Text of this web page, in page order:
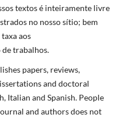
textos é inteiramente livre
no nosso sítio; bem
aos
de trabalhos.
papers, reviews,
and doctoral
Italian and Spanish. People
and authors does not